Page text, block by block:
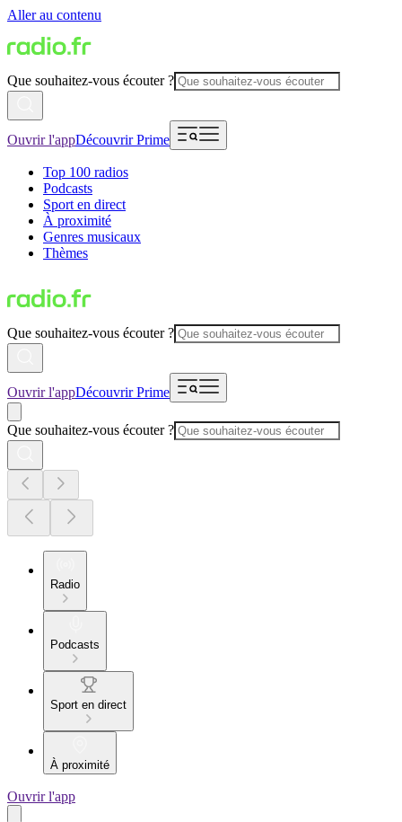
Aller au contenu
Que souhaitez-vous écouter ?
Ouvrir l'appDécouvrir Prime
Top 100 radios
Podcasts
Sport en direct
À proximité
Genres musicaux
Thèmes
Que souhaitez-vous écouter ?
Ouvrir l'appDécouvrir Prime
Que souhaitez-vous écouter ?
Radio
Podcasts
Sport en direct
À proximité
Ouvrir l'app